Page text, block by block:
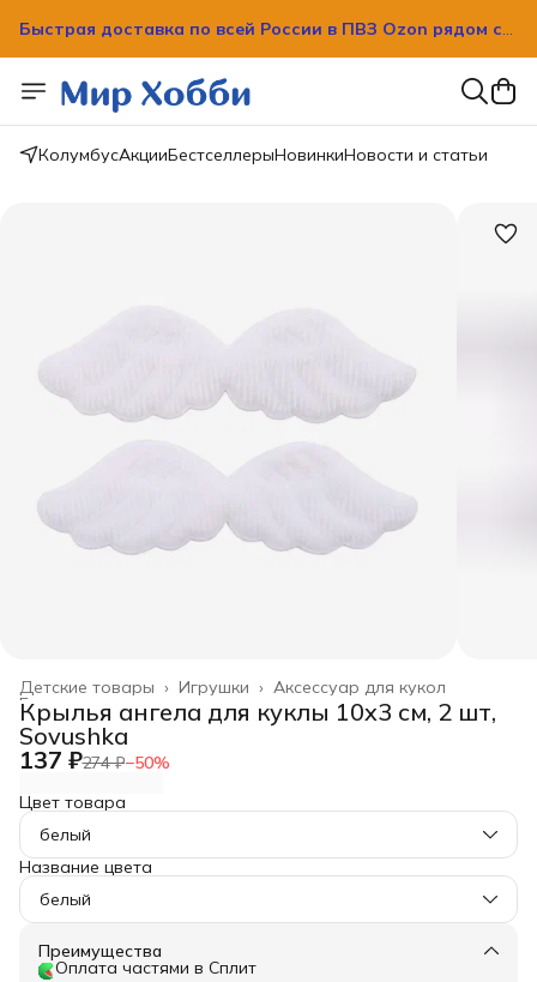
Быстрая доставка по всей России в ПВЗ Ozon рядом с
Быстрая доставка по всей России в ПВЗ Ozon рядом с
вашим домом!
КолумбусАкцииБестселлерыНовинкиНовости и статьи
Аксессуар для кукол
Игрушки ›
Детские товары ›
Главная
Крылья ангела для куклы 10x3 см, 2 шт,
Sovushka
137 ₽274 ₽−50%
Цвет товара
белый
Название цвета
белый
Преимущества
Оплата частями в Сплит